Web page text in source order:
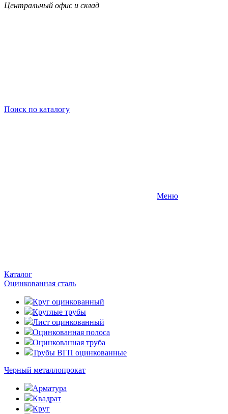
Центральный офис и склад
Поиск по каталогу
Меню
Каталог
Оцинкованная сталь
Круг оцинкованный
Круглые трубы
Лист оцинкованный
Оцинкованная полоса
Оцинкованная труба
Трубы ВГП оцинкованные
Черный металлопрокат
Арматура
Квадрат
Круг